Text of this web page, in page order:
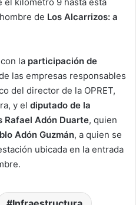
de Los Alcarrizos: a
la participación de
las empresas responsables
del director de la OPRET,
y el diputado de la
Rafael Adón Duarte, quien
Adón Guzmán, a quien se
ubicada en la entrada